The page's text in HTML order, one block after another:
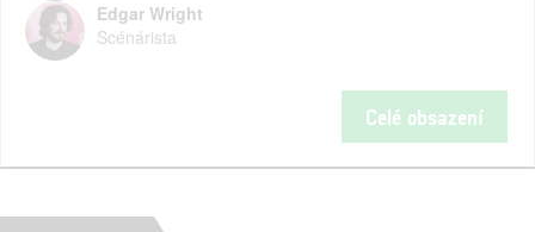
Edgar Wright
Scénárista
Celé obsazení